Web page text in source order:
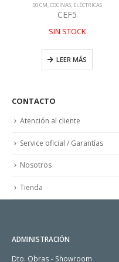
50 CM,COCINAS, ELÉCTRICAS
CEF5
SIN STOCK
LEER MÁS
CONTACTO
Atención al cliente
Service oficial / Garantías
Nosotros
Tienda
ADMINISTRACIÓN
Dto. Obras - Showroom